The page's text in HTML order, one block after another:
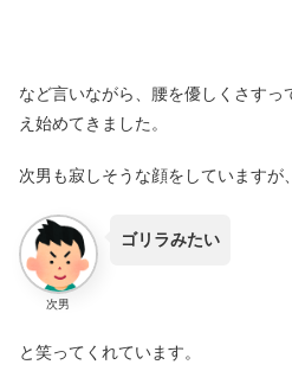
など言いながら、腰を優しくさすっ
え始めてきました。
次男も寂しそうな顔をしていますが
次男
ゴリラみたい
と笑ってくれています。